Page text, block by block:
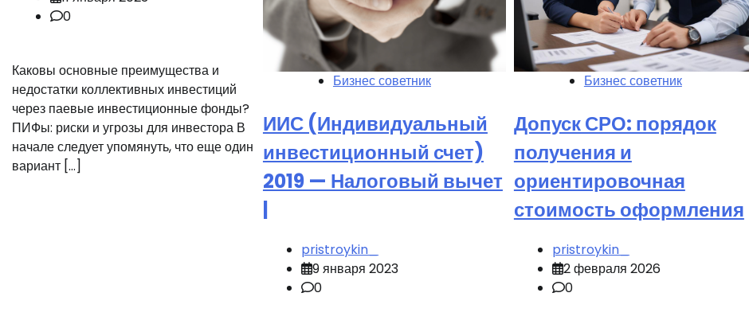
0
Каковы основные преимущества и
недостатки коллективных инвестиций
через паевые инвестиционные фонды?
ПИФы: риски и угрозы для инвестора В
начале следует упомянуть, что еще один
вариант […]
Бизнес советник
ИИС (Индивидуальный
инвестиционный счет)
2019 — Налоговый вычет
pristroykin_
9 января 2023
0
Бизнес советник
Допуск СРО: порядок
получения и
ориентировочная
стоимость оформления
pristroykin_
2 февраля 2026
0